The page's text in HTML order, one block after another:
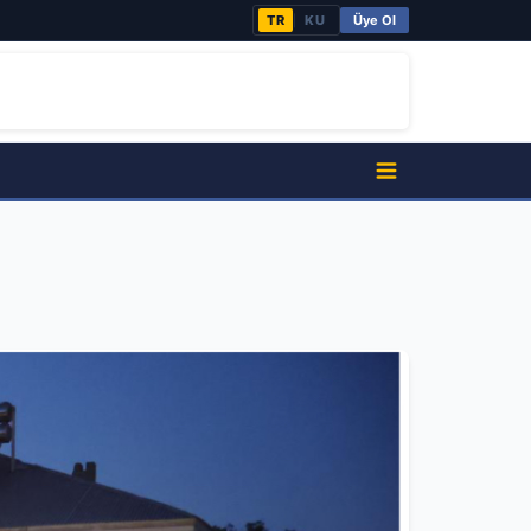
TR KU Üye Ol